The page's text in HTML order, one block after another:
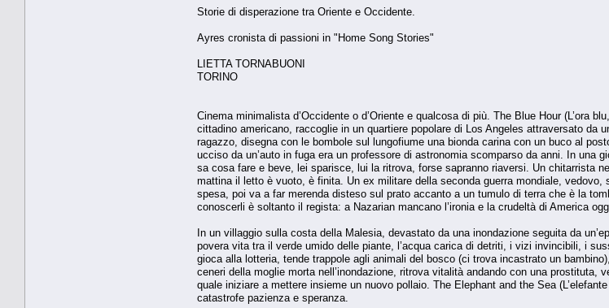
Storie di disperazione tra Oriente e Occidente.
Ayres cronista di passioni in "Home Song Stories"
LIETTA TORNABUONI
TORINO
Cinema minimalista d’Occidente o d’Oriente e qualcosa di più. The Blue Hour (L’ora
cittadino americano, raccoglie in un quartiere popolare di Los Angeles attraversato
ragazzo, disegna con le bombole sul lungofiume una bionda carina con un buco al
ucciso da un’auto in fuga era un professore di astronomia scomparso da anni. In
sa cosa fare e beve, lei sparisce, lui la ritrova, forse sapranno riaversi. Un chitarrista
mattina il letto è vuoto, è finita. Un ex militare della seconda guerra mondiale,
spesa, poi va a far merenda disteso sul prato accanto a un tumulo di terra che è la
conoscerli è soltanto il regista: a Nazarian mancano l’ironia e la crudeltà di America
In un villaggio sulla costa della Malesia, devastato da una inondazione seguita da
povera vita tra il verde umido delle piante, l’acqua carica di detriti, i vizi invincibili, i
gioca alla lotteria, tende trappole agli animali del bosco (ci trova incastrato un
ceneri della moglie morta nell’inondazione, ritrova vitalità andando con una
quale iniziare a mettere insieme un nuovo pollaio. The Elephant and the Sea
catastrofe pazienza e speranza.